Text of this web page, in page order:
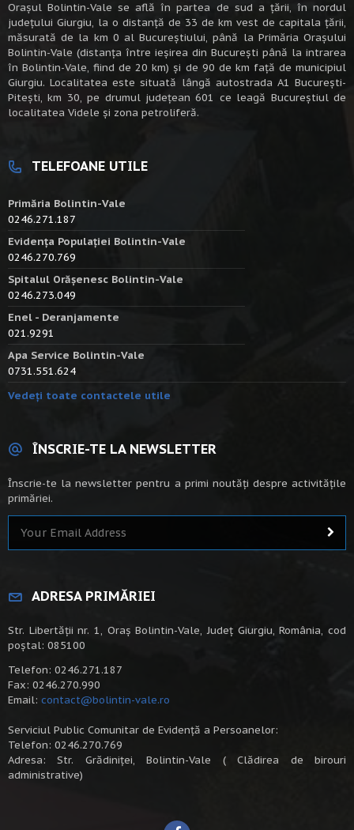
Oraşul Bolintin-Vale se află în partea de sud a ţării, în nordul
judeţului Giurgiu, la o distanţă de 33 de km vest de capitala țării,
măsurată de la km 0 al Bucureștiului, până la Primăria Orașului
Bolintin-Vale (distanța între ieșirea din București până la intrarea
în Bolintin-Vale, fiind de 20 km) şi de 90 de km faţă de municipiul
Giurgiu. Localitatea este situată lângă autostrada A1 Bucureşti-
Piteşti, km 30, pe drumul judeţean 601 ce leagă Bucureştiul de
localitatea Videle şi zona petroliferă.
TELEFOANE UTILE
Primăria Bolintin-Vale
0246.271.187
Evidența Populației Bolintin-Vale
0246.270.769
Spitalul Orășenesc Bolintin-Vale
0246.273.049
Enel - Deranjamente
021.9291
Apa Service Bolintin-Vale
0731.551.624
Vedeți toate contactele utile
ÎNSCRIE-TE LA NEWSLETTER
Înscrie-te la newsletter pentru a primi noutăți despre activitățile
primăriei.
ADRESA PRIMĂRIEI
Str. Libertății nr. 1, Oraș Bolintin-Vale, Județ Giurgiu, România, cod
poștal: 085100
Telefon: 0246.271.187
Fax: 0246.270.990
Email: contact@bolintin-vale.ro
Serviciul Public Comunitar de Evidență a Persoanelor:
Telefon: 0246.270.769
Adresa: Str. Grădiniței, Bolintin-Vale ( Clădirea de birouri
administrative)